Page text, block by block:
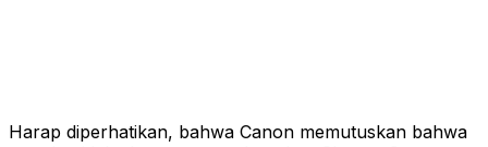
Harap diperhatikan, bahwa Canon memutuskan bahwa